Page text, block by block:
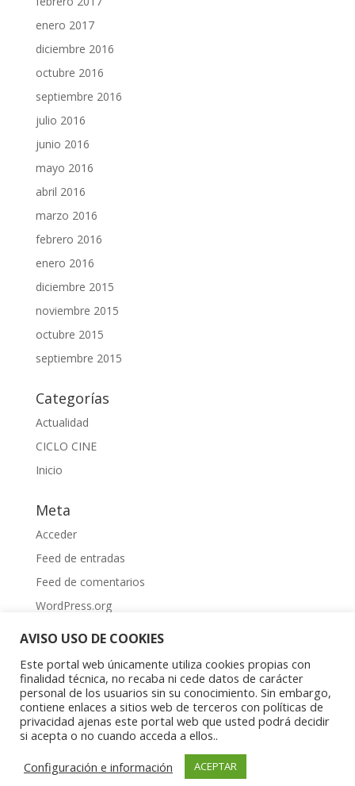
enero 2017
diciembre 2016
octubre 2016
septiembre 2016
julio 2016
junio 2016
mayo 2016
abril 2016
marzo 2016
febrero 2016
enero 2016
diciembre 2015
noviembre 2015
octubre 2015
septiembre 2015
Categorías
Actualidad
CICLO CINE
Inicio
Meta
Acceder
Feed de entradas
Feed de comentarios
WordPress.org
Aviso Legal| Política de privacidad|Política de
cookies
Copyright © 2023 Asociación Aragonesa para la
Investigación Psíquica del Niño y el Adolescente
AVISO USO DE COOKIES
Este portal web únicamente utiliza cookies propias con
finalidad técnica, no recaba ni cede datos de carácter
personal de los usuarios sin su conocimiento. Sin embargo,
contiene enlaces a sitios web de terceros con políticas de
privacidad ajenas este portal web que usted podrá decidir
si acepta o no cuando acceda a ellos..
Configuración e información
ACEPTAR